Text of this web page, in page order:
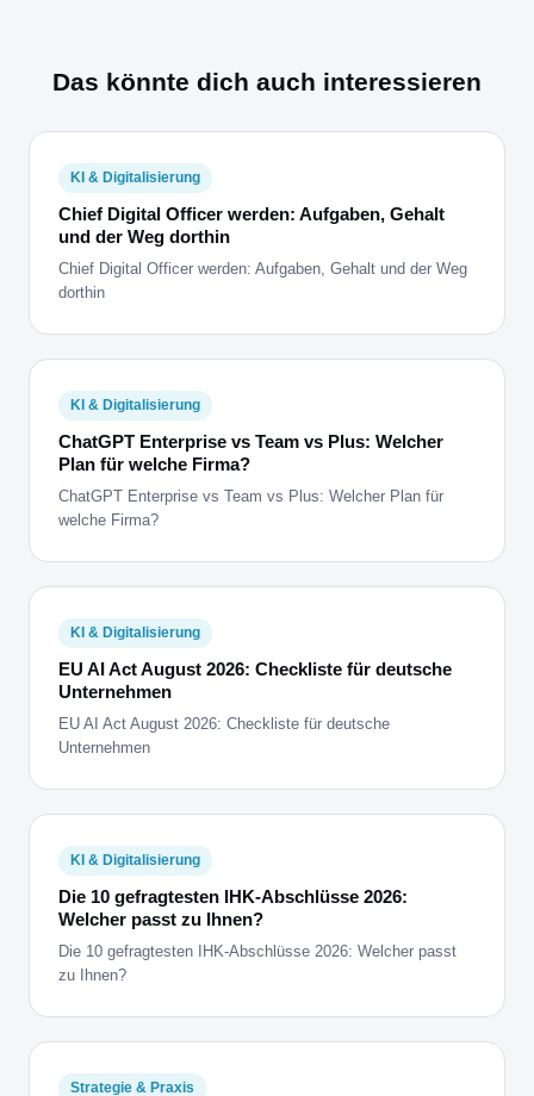
Das könnte dich auch interessieren
KI & Digitalisierung
Chief Digital Officer werden: Aufgaben, Gehalt
und der Weg dorthin
Chief Digital Officer werden: Aufgaben, Gehalt und der Weg
dorthin
KI & Digitalisierung
ChatGPT Enterprise vs Team vs Plus: Welcher
Plan für welche Firma?
ChatGPT Enterprise vs Team vs Plus: Welcher Plan für
welche Firma?
KI & Digitalisierung
EU AI Act August 2026: Checkliste für deutsche
Unternehmen
EU AI Act August 2026: Checkliste für deutsche
Unternehmen
KI & Digitalisierung
Die 10 gefragtesten IHK-Abschlüsse 2026:
Welcher passt zu Ihnen?
Die 10 gefragtesten IHK-Abschlüsse 2026: Welcher passt
zu Ihnen?
Strategie & Praxis